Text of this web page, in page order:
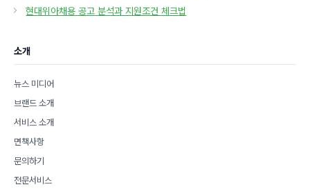
리
현대위아채용 공고 분석과 지원조건 체크법
소개
뉴스 미디어
브랜드 소개
서비스 소개
면책사항
문의하기
전문서비스